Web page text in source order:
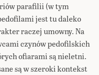
parafilii (w tym
jest tu daleko
raczej umowny. Na
czynów pedofilskich
ofiarami są nieletni.
są w szeroki kontekst